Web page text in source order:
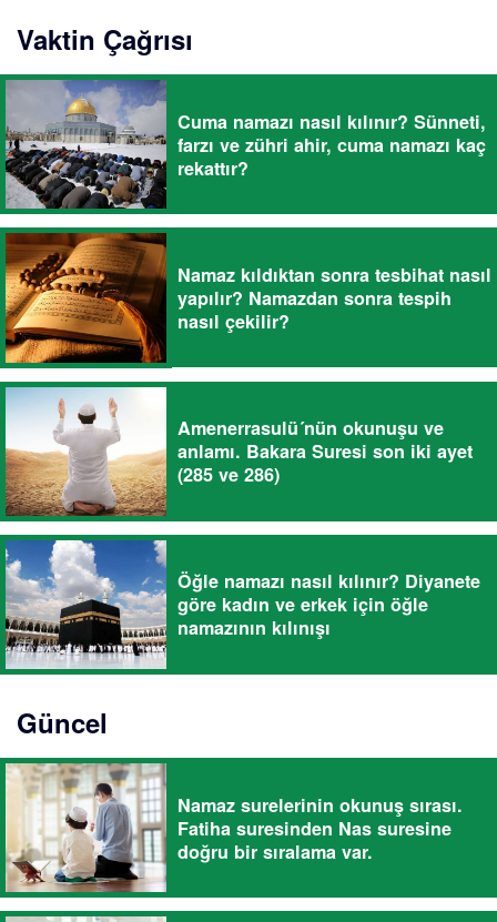
Vaktin Çağrısı
Cuma namazı nasıl kılınır? Sünneti,
farzı ve zühri ahir, cuma namazı kaç
rekattır?
Namaz kıldıktan sonra tesbihat nasıl
yapılır? Namazdan sonra tespih
nasıl çekilir?
Amenerrasulü´nün okunuşu ve
anlamı. Bakara Suresi son iki ayet
(285 ve 286)
Öğle namazı nasıl kılınır? Diyanete
göre kadın ve erkek için öğle
namazının kılınışı
Güncel
Namaz surelerinin okunuş sırası.
Fatiha suresinden Nas suresine
doğru bir sıralama var.